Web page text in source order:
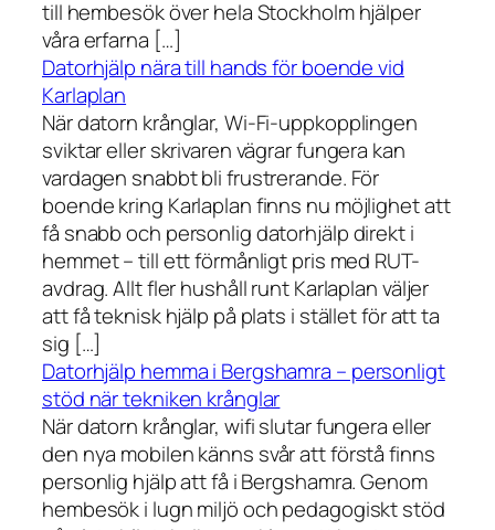
till hembesök över hela Stockholm hjälper
våra erfarna […]
Datorhjälp nära till hands för boende vid
Karlaplan
När datorn krånglar, Wi-Fi-uppkopplingen
sviktar eller skrivaren vägrar fungera kan
vardagen snabbt bli frustrerande. För
boende kring Karlaplan finns nu möjlighet att
få snabb och personlig datorhjälp direkt i
hemmet – till ett förmånligt pris med RUT-
avdrag. Allt fler hushåll runt Karlaplan väljer
att få teknisk hjälp på plats i stället för att ta
sig […]
Datorhjälp hemma i Bergshamra – personligt
stöd när tekniken krånglar
När datorn krånglar, wifi slutar fungera eller
den nya mobilen känns svår att förstå finns
personlig hjälp att få i Bergshamra. Genom
hembesök i lugn miljö och pedagogiskt stöd